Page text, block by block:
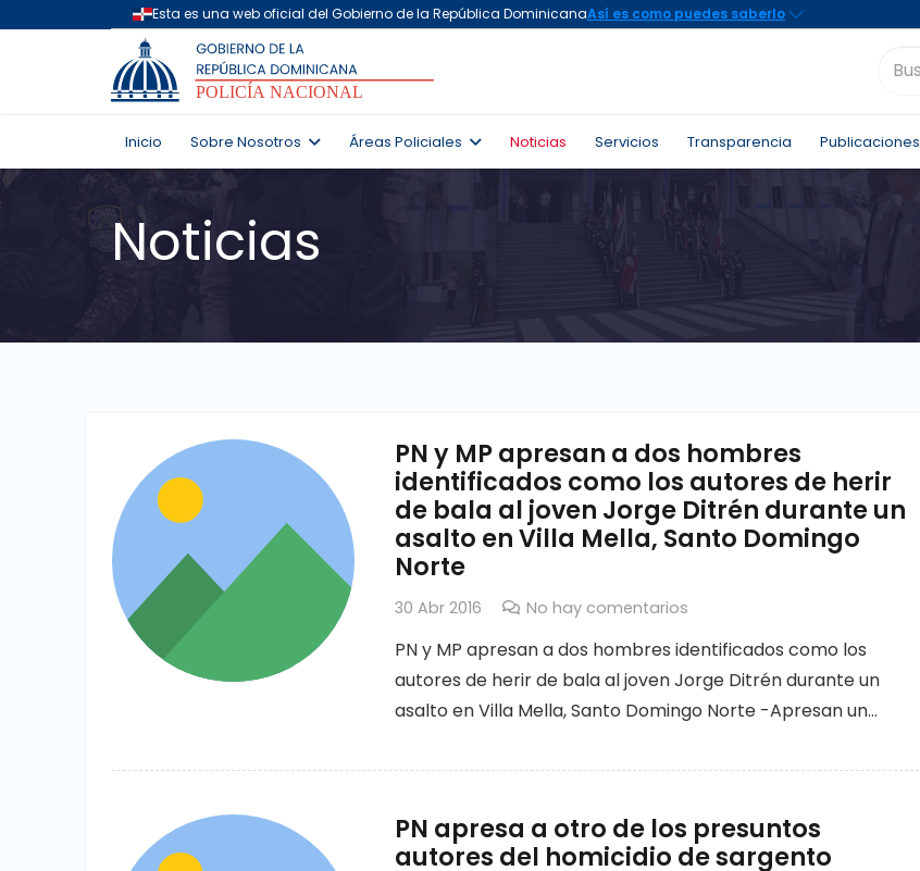
Inicio Sobre Nosotros Áreas Policiales Noticias Servicios Transparencia Publicaciones
Noticias
PN y MP apresan a dos hombres
identificados como los autores de herir
de bala al joven Jorge Ditrén durante un
asalto en Villa Mella, Santo Domingo
Norte
30 Abr 2016 No hay comentarios
PN y MP apresan a dos hombres identificados como los
autores de herir de bala al joven Jorge Ditrén durante un
asalto en Villa Mella, Santo Domingo Norte -Apresan un…
PN apresa a otro de los presuntos
autores del homicidio de sargento